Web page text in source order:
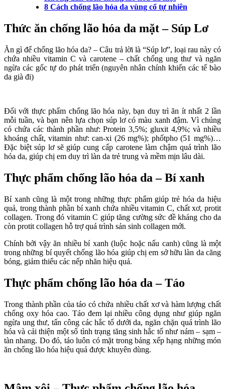
8 Cách chống lão hóa da vùng cổ tự nhiên
Thức ăn chống lão hóa da mặt – Súp Lơ
Ăn gì để chống lão hóa da? – Câu trả lời là “Súp lơ”, loại rau này có
chứa nhiều vitamin C và carotene – chất chống ung thư và ngăn
ngừa các gốc tự do phát triển (nguyên nhân chính khiến các tế bào
da già đi)
Đối với thực phẩm chống lão hóa này, bạn duy trì ăn ít nhất 2 lần
mỗi tuần, và bạn nên lựa chọn súp lơ có màu xanh đậm. Vì chúng
có chứa các thành phần như: Protein 3,5%; gluxit 4,9%; và nhiều
khoáng chất, vitamin như: can-xi (26 mg%); phốtpho (51 mg%)…
Đặc biệt súp lơ sẽ giúp cung cấp carotene làm chậm quá trình lão
hóa da, giúp chị em duy trì làn da trẻ trung và mềm mịn lâu dài.
Thực phẩm chống lão hóa da – Bí xanh
Bí xanh cũng là một trong những thực phẩm giúp trẻ hóa da hiệu
quả, trong thành phần bí xanh chứa nhiều vitamin C, chất xơ, protit
collagen. Trong đó vitamin C giúp tăng cường sức đề kháng cho da
còn protit collagen hỗ trợ quá trình sản sinh collagen mới.
Chính bởi vậy ăn nhiều bí xanh (luộc hoặc nấu canh) cũng là một
trong những bí quyết chống lão hóa giúp chị em sở hữu làn da căng
bóng, giảm thiểu các nếp nhăn hiệu quả.
Thực phẩm chống lão hóa da – Táo
Trong thành phần của táo có chứa nhiều chất xơ và hàm lượng chất
chống oxy hóa cao. Táo đem lại nhiều công dụng như giúp ngăn
ngừa ung thư, tấn công các hắc tố dưới da, ngăn chặn quá trình lão
hóa và cải thiện một số tình trạng tăng sinh hắc tố như nám – sạm –
tàn nhang. Do đó, táo luôn có mặt trong bảng xếp hạng những món
ăn chống lão hóa hiệu quả được khuyên dùng.